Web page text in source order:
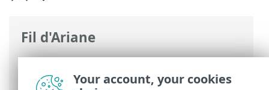
Fil d'Ariane
Aide en ligne d'ESET>ESET PROTECT On-
Prem>Démarrer>Console Web ESET
Your account, your cookies